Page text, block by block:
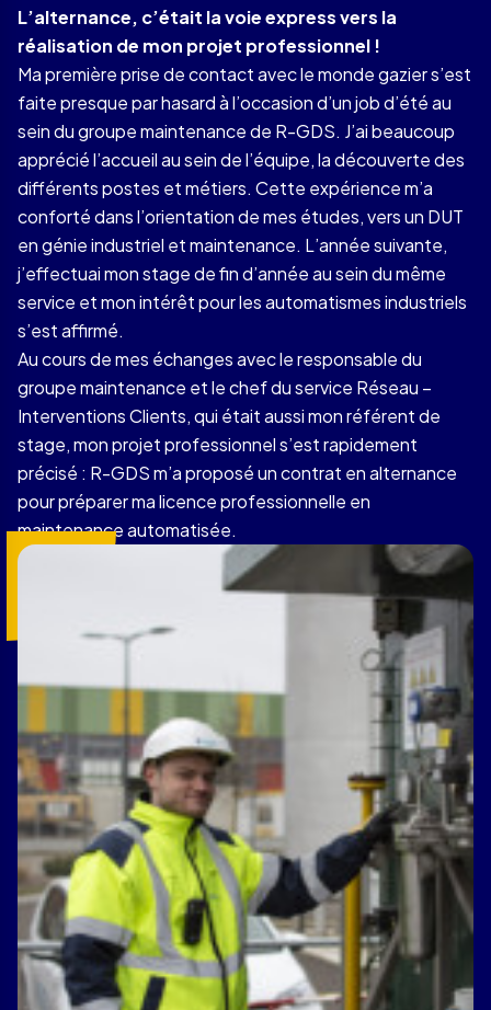
L’alternance, c’était la voie express vers la
réalisation de mon projet professionnel !
Ma première prise de contact avec le monde gazier s’est
faite presque par hasard à l’occasion d’un job d’été au
sein du groupe maintenance de R-GDS. J’ai beaucoup
apprécié l’accueil au sein de l’équipe, la découverte des
différents postes et métiers. Cette expérience m’a
conforté dans l’orientation de mes études, vers un DUT
en génie industriel et maintenance. L’année suivante,
j’effectuai mon stage de fin d’année au sein du même
service et mon intérêt pour les automatismes industriels
s’est affirmé.
Au cours de mes échanges avec le responsable du
groupe maintenance et le chef du service Réseau –
Interventions Clients, qui était aussi mon référent de
stage, mon projet professionnel s’est rapidement
précisé : R-GDS m’a proposé un contrat en alternance
pour préparer ma licence professionnelle en
maintenance automatisée.